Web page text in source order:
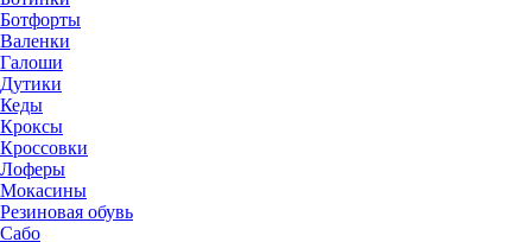
Ботфорты
Валенки
Галоши
Дутики
Кеды
Кроксы
Кроссовки
Лоферы
Мокасины
Резиновая обувь
Сабо